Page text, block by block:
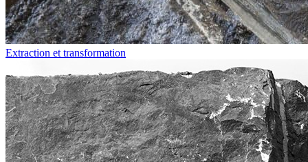
Extraction et transformation